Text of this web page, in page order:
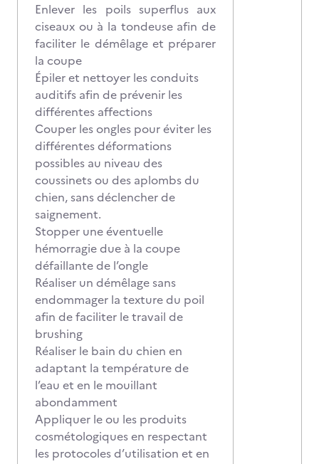
Enlever les poils superflus aux
ciseaux ou à la tondeuse afin de
faciliter le démêlage et préparer
la coupe
Épiler et nettoyer les conduits
auditifs afin de prévenir les
différentes affections
Couper les ongles pour éviter les
différentes déformations
possibles au niveau des
coussinets ou des aplombs du
chien, sans déclencher de
saignement.
Stopper une éventuelle
hémorragie due à la coupe
défaillante de l’ongle
Réaliser un démêlage sans
endommager la texture du poil
afin de faciliter le travail de
brushing
Réaliser le bain du chien en
adaptant la température de
l’eau et en le mouillant
abondamment
Appliquer le ou les produits
cosmétologiques en respectant
les protocoles d’utilisation et en